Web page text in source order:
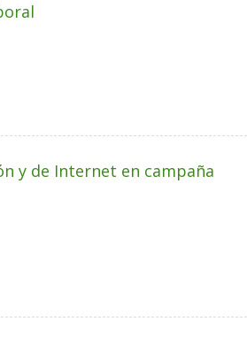
y de Internet en campaña